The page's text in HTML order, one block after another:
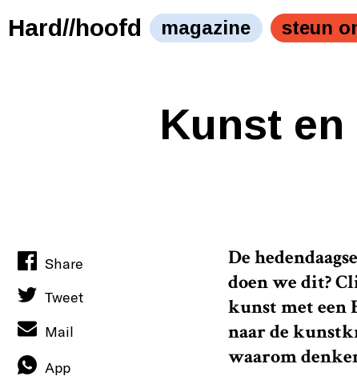
Hard//hoofd magazine steun
Kunst
De
doen we dit?
kunst met een
naar de
waarom
Share
Tweet
Mail
App